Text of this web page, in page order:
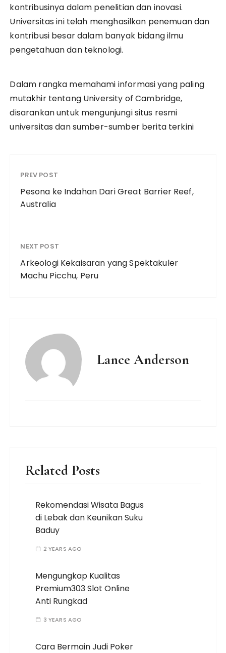
kontribusinya dalam penelitian dan inovasi.
Universitas ini telah menghasilkan penemuan dan
kontribusi besar dalam banyak bidang ilmu
pengetahuan dan teknologi.
Dalam rangka memahami informasi yang paling
mutakhir tentang University of Cambridge,
disarankan untuk mengunjungi situs resmi
universitas dan sumber-sumber berita terkini
PREV POST
Pesona ke Indahan Dari Great Barrier Reef,
Australia
NEXT POST
Arkeologi Kekaisaran yang Spektakuler
Machu Picchu, Peru
Lance Anderson
Related Posts
Rekomendasi Wisata Bagus
di Lebak dan Keunikan Suku
Baduy
2 YEARS AGO
Mengungkap Kualitas
Premium303 Slot Online
Anti Rungkad
3 YEARS AGO
Cara Bermain Judi Poker